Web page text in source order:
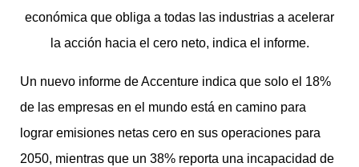
económica que obliga a todas las industrias a acelerar
la acción hacia el cero neto, indica el informe.
Un nuevo informe de Accenture indica que solo el 18%
de las empresas en el mundo está en camino para
lograr emisiones netas cero en sus operaciones para
2050, mientras que un 38% reporta una incapacidad de